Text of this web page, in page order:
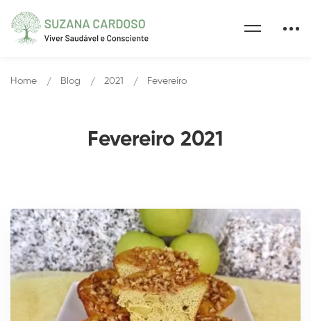
Fevereiro 2021
Home Blog 2021 Fevereiro